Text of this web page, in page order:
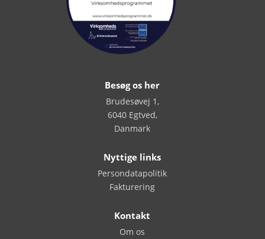
Besøg os her
Brudesøvej 1,
6040 Egtved,
Danmark
Nyttige links
Persondatapolitik
Fakturering
Kontakt
Om os